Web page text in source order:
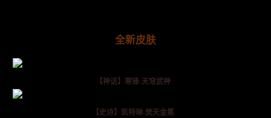
全新皮肤
【神话】寒锋-天穹武神
【史诗】凯特琳-焚天金冕